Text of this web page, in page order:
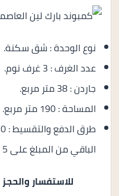
نوع الوحدة : شق سكنة.
عدد الغرف : 3 غرف نوم.
جاردن : 38 متر مربع.
المساحة : 190 متر مربع.
الباقي من المبلغ على 5 سنوات.
للاستفسار والحجز